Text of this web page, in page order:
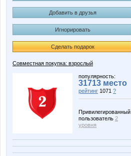
Добавить в друзья
Игнорировать
Сделать подарок
Совместная покупка: взрослый
популярность:
31713 место
рейтинг 1071 ?
Привилегированный
пользователь 2
уровня